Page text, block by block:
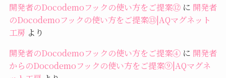
開発者のDocodemoフックの使い方をご提案⑫に 開発者
のDocodemoフックの使い方をご提案⑬|AQマグネット
工房 より
開発者のDocodemoフックの使い方をご提案④に 開発者
からのDocodemoフックの使い方をご提案⑨|AQマグネ